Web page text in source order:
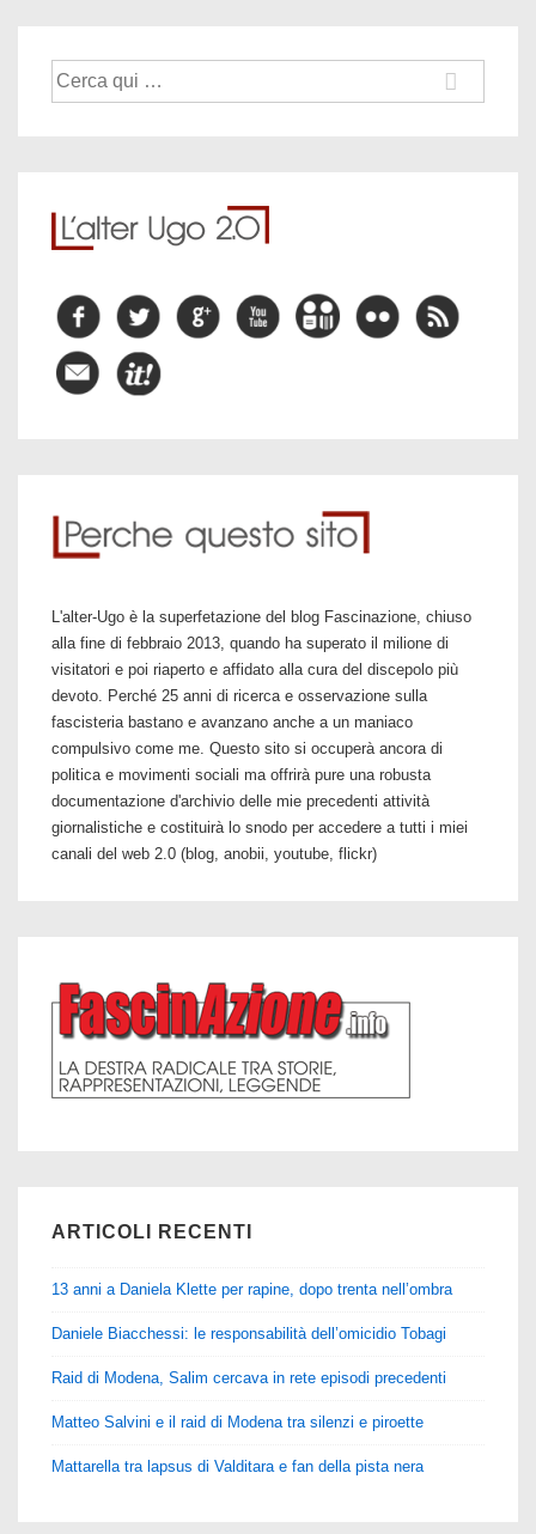
Cerca:
L'alter-Ugo è la superfetazione del blog Fascinazione, chiuso
alla fine di febbraio 2013, quando ha superato il milione di
visitatori e poi riaperto e affidato alla cura del discepolo più
devoto. Perché 25 anni di ricerca e osservazione sulla
fascisteria bastano e avanzano anche a un maniaco
compulsivo come me. Questo sito si occuperà ancora di
politica e movimenti sociali ma offrirà pure una robusta
documentazione d'archivio delle mie precedenti attività
giornalistiche e costituirà lo snodo per accedere a tutti i miei
canali del web 2.0 (blog, anobii, youtube, flickr)
ARTICOLI RECENTI
13 anni a Daniela Klette per rapine, dopo trenta nell’ombra
Daniele Biacchessi: le responsabilità dell’omicidio Tobagi
Raid di Modena, Salim cercava in rete episodi precedenti
Matteo Salvini e il raid di Modena tra silenzi e piroette
Mattarella tra lapsus di Valditara e fan della pista nera